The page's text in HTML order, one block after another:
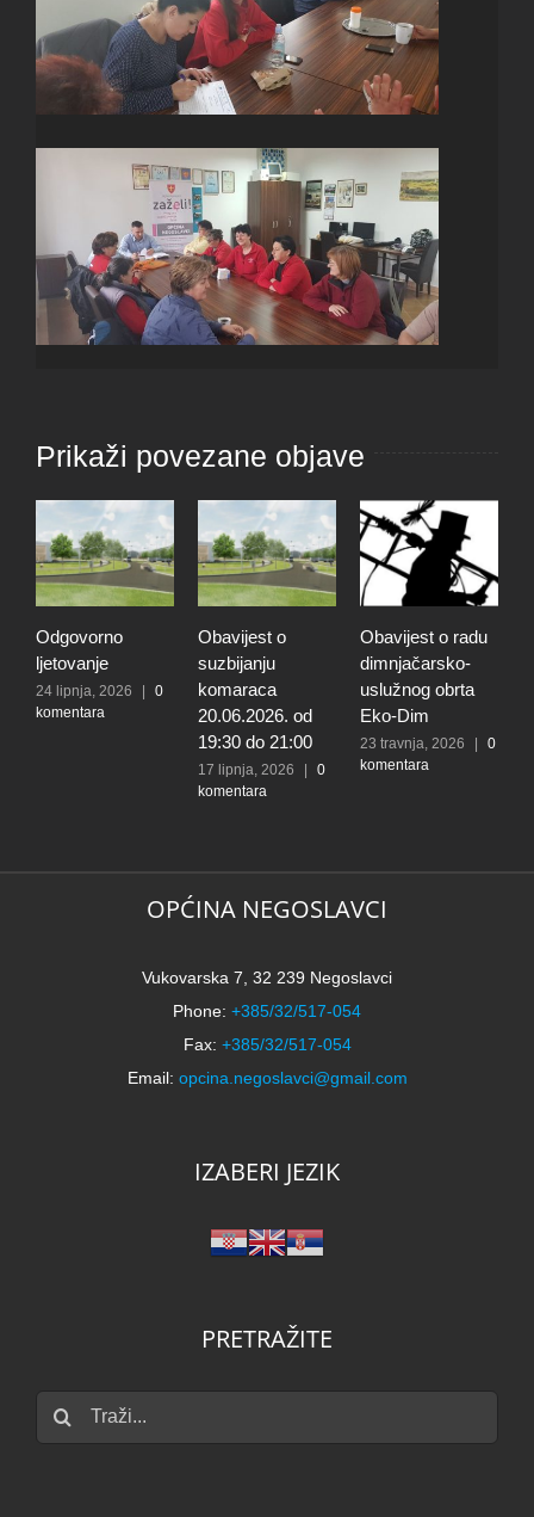
Prikaži povezane objave
Odgovorno
ljetovanje
24 lipnja, 2026 |
0
komentara
Obavijest o
suzbijanju
komaraca
20.06.2026. od
19:30 do 21:00
17 lipnja, 2026 |
0
komentara
Obavijest o radu
dimnjačarsko-
uslužnog obrta
Eko-Dim
23 travnja, 2026 |
0
komentara
OPĆINA NEGOSLAVCI
Vukovarska 7, 32 239 Negoslavci
Phone: +385/32/517-054
Fax: +385/32/517-054
Email: opcina.negoslavci@gmail.com
IZABERI JEZIK
PRETRAŽITE
Traži...